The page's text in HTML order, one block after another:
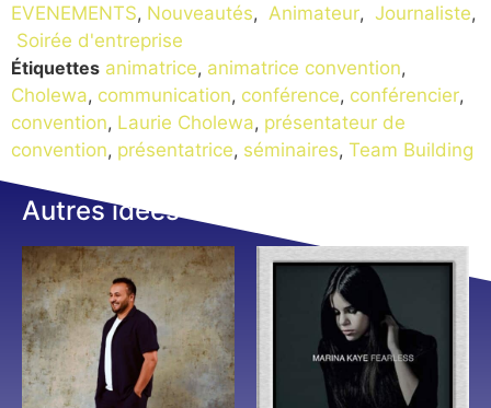
EVENEMENTS, Nouveautés, Animateur, Journaliste,
Soirée d'entreprise
Étiquettes animatrice, animatrice convention,
Cholewa, communication, conférence, conférencier,
convention, Laurie Cholewa, présentateur de
convention, présentatrice, séminaires, Team Building
Autres idées